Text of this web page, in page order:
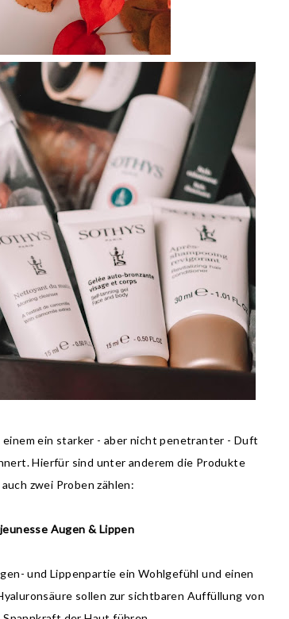
ein starker - aber nicht penetranter - Duft
Hierfür sind unter anderem die Produkte
zwei Proben zählen:
Augen & Lippen
und Lippenpartie ein Wohlgefühl und einen
sollen zur sichtbaren Auffüllung von